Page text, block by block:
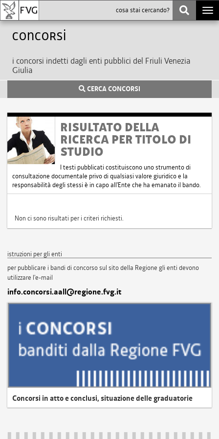
Concorsi
i concorsi indetti dagli enti pubblici del Friuli Venezia
Giulia
CERCA CONCORSI
RISULTATO DELLA
RICERCA PER TITOLO DI
STUDIO
I testi pubblicati costituiscono uno strumento di
consultazione documentale privo di qualsiasi valore giuridico e la
responsabilità degli stessi è in capo all'Ente che ha emanato il bando.
Non ci sono risultati per i criteri richiesti.
istruzioni per gli enti
per pubblicare i bandi di concorso sul sito della Regione gli enti devono
utilizzare l'e-mail
info.concorsi.aall@regione.fvg.it
Concorsi in atto e conclusi, situazione delle graduatorie